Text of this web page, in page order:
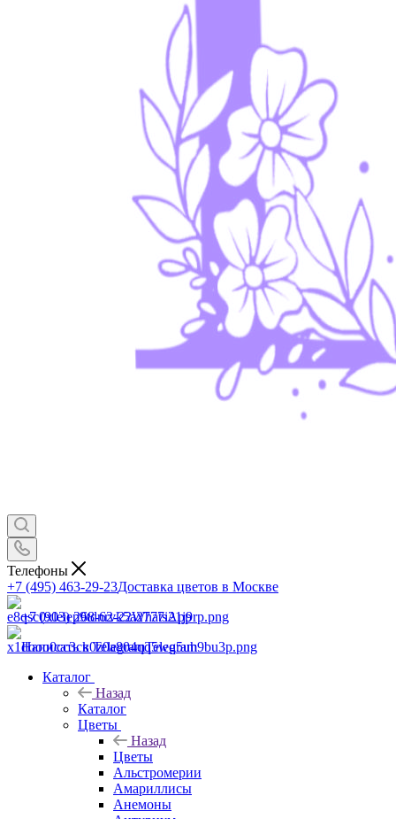
Телефоны
+7 (495) 463-29-23Доставка цветов в Москве
+7 (903) 268-62-22WhatsApp
Написать в TelegramTelegram
Каталог
Назад
Каталог
Цветы
Назад
Цветы
Альстромерии
Амариллисы
Анемоны